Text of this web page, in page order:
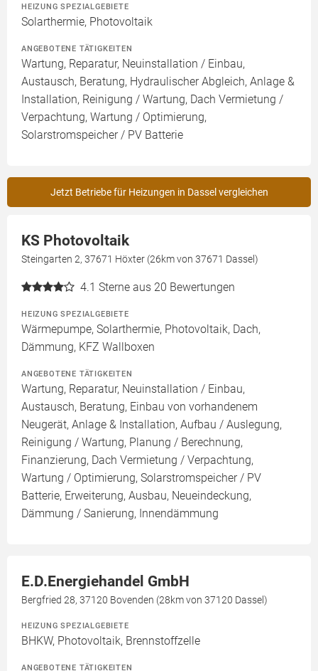
HEIZUNG SPEZIALGEBIETE
Solarthermie, Photovoltaik
ANGEBOTENE TÄTIGKEITEN
Wartung, Reparatur, Neuinstallation / Einbau,
Austausch, Beratung, Hydraulischer Abgleich, Anlage &
Installation, Reinigung / Wartung, Dach Vermietung /
Verpachtung, Wartung / Optimierung,
Solarstromspeicher / PV Batterie
Jetzt Betriebe für Heizungen in Dassel vergleichen
KS Photovoltaik
Steingarten 2, 37671 Höxter (26km von 37671 Dassel)
4.1 Sterne aus 20 Bewertungen
HEIZUNG SPEZIALGEBIETE
Wärmepumpe, Solarthermie, Photovoltaik, Dach,
Dämmung, KFZ Wallboxen
ANGEBOTENE TÄTIGKEITEN
Wartung, Reparatur, Neuinstallation / Einbau,
Austausch, Beratung, Einbau von vorhandenem
Neugerät, Anlage & Installation, Aufbau / Auslegung,
Reinigung / Wartung, Planung / Berechnung,
Finanzierung, Dach Vermietung / Verpachtung,
Wartung / Optimierung, Solarstromspeicher / PV
Batterie, Erweiterung, Ausbau, Neueindeckung,
Dämmung / Sanierung, Innendämmung
E.D.Energiehandel GmbH
Bergfried 28, 37120 Bovenden (28km von 37120 Dassel)
HEIZUNG SPEZIALGEBIETE
BHKW, Photovoltaik, Brennstoffzelle
ANGEBOTENE TÄTIGKEITEN